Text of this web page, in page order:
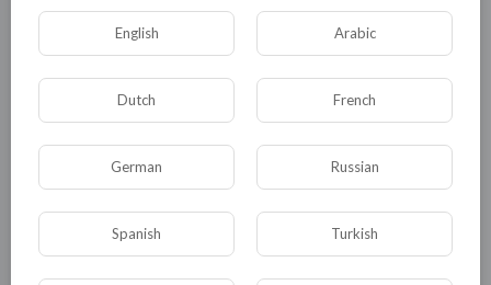
4 дня.
Дату начала обучения предлагаем
Выражаю надежду на то, что полученные
знания позволят Вам понять, какие
возможности открывает система «Результат»
для увеличения эффективности социальных
отношений между жителями разных стран.
С уважением.
Виктор Юшин.
English Arabic
Dutch French
German Russian
Spanish Turkish